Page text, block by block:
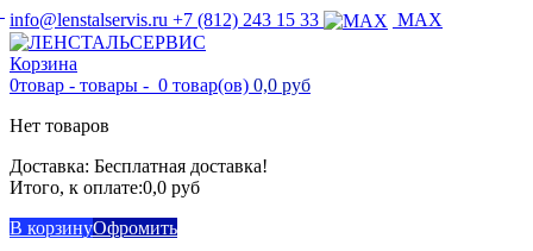
info@lenstalservis.ru +7 (812) 243 15 33 MAX
Корзина
0товар - товары - 0 товар(ов) 0,0 руб
Нет товаров
Доставка: Бесплатная доставка!
Итого, к оплате:0,0 руб
В корзинуОфромить